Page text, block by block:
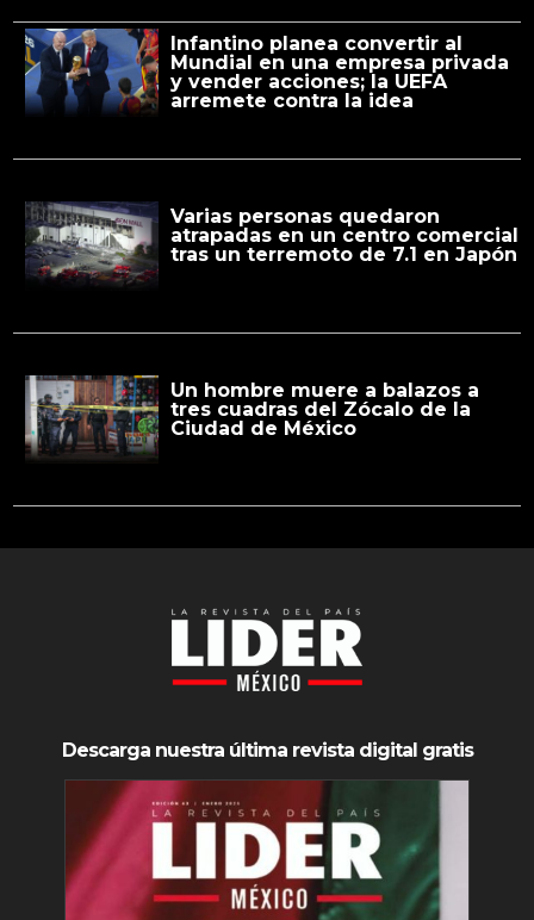
Infantino planea convertir al
Mundial en una empresa privada
y vender acciones; la UEFA
arremete contra la idea
Varias personas quedaron
atrapadas en un centro comercial
tras un terremoto de 7.1 en Japón
Un hombre muere a balazos a
tres cuadras del Zócalo de la
Ciudad de México
Descarga nuestra última revista digital gratis